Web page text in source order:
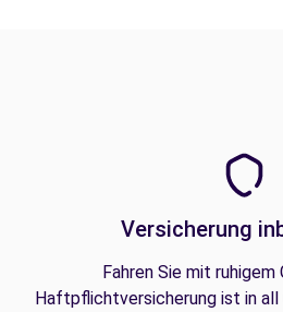
Versicherung
Fahren Sie mit ruhigem
Haftpflichtversicherung ist in all